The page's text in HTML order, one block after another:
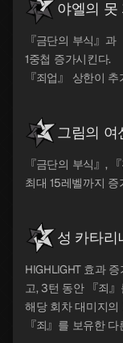
야엘의 못
『금단의 부식』
1중첩 증가시킨다.
『죄업』 상한이
그림의 여
『금단의 부식』,
최대 15레벨까지 증
성 카타리
HIGHLIGHT 효과
고, 3턴 동안 『죄
해당 회차 대미지의
『죄』를 보유한